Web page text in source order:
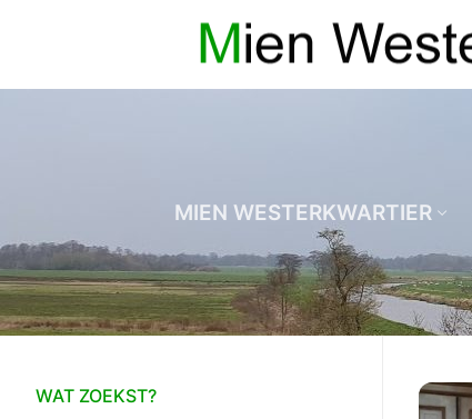
inhoud
MIEN WESTERKWARTIER
WAT ZOEKST?